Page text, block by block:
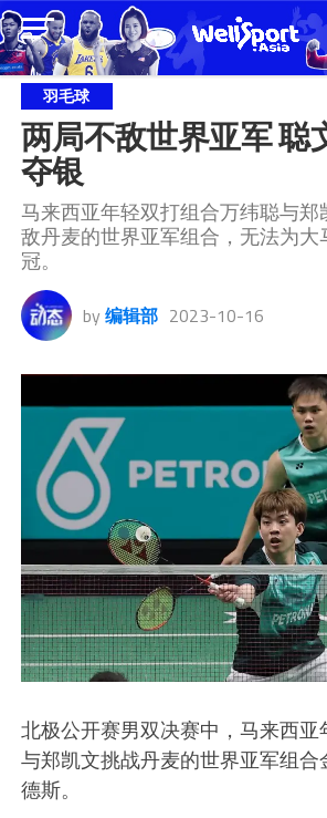
羽毛球
两局不敌世界亚军 聪
夺银
马来西亚年轻双打组合万纬聪与郑
敌丹麦的世界亚军组合，无法为大
冠。
by 编辑部 2023-10-16
北极公开赛男双决赛中，马来西
与郑凯文挑战丹麦的世界亚军组
德斯。